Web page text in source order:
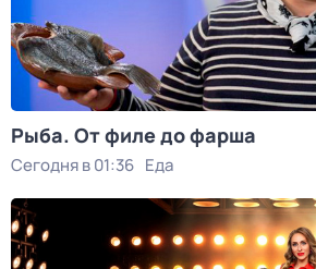
Рыба. От филе до фарша
Сегодня в 01:36 Еда